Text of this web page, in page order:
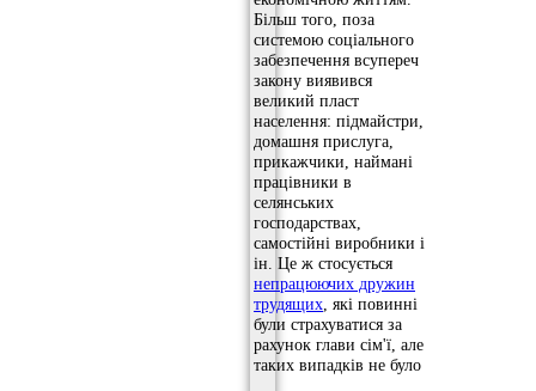
Більш того, поза
системою соціального
забезпечення всупереч
закону виявився
великий пласт
населення: підмайстри,
домашня прислуга,
прикажчики, наймані
працівники в
селянських
господарствах,
самостійні виробники і
ін. Це ж стосується
непрацюючих дружин
трудящих , які повинні
були страхуватися за
рахунок глави сім'ї, але
таких випадків не було